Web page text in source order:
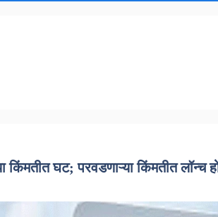
किंमतीत घट; परवडणाऱ्या किंमतीत लॉन्च